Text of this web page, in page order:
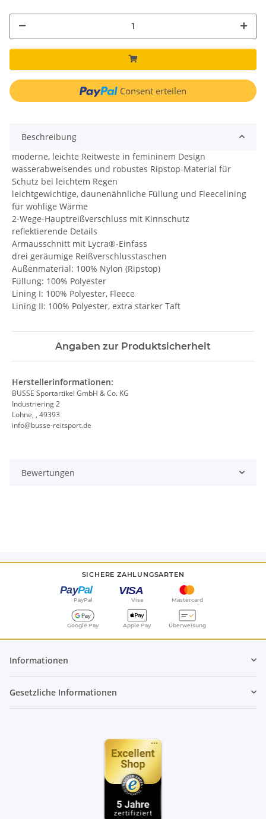
Consent erteilen
Beschreibung
moderne, leichte Reitweste in femininem Design
wasserabweisendes und robustes Ripstop-Material für
Schutz bei leichtem Regen
leichtgewichtige, daunenähnliche Füllung und Fleecelining
für wohlige Wärme
2-Wege-Hauptreißverschluss mit Kinnschutz
reflektierende Details
Armausschnitt mit Lycra®-Einfass
drei geräumige Reißverschlusstaschen
Außenmaterial: 100% Nylon (Ripstop)
Füllung: 100% Polyester
Lining I: 100% Polyester, Fleece
Lining II: 100% Polyester, extra starker Taft
Angaben zur Produktsicherheit
Herstellerinformationen:
BUSSE Sportartikel GmbH & Co. KG
Industriering 2
Lohne, , 49393
info@busse-reitsport.de
Bewertungen
SICHERE ZAHLUNGSARTEN
PayPal Visa Mastercard
Google Pay Apple Pay Überweisung
Informationen
Gesetzliche Informationen